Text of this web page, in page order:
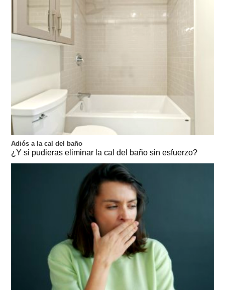
Adiós a la cal del baño
¿Y si pudieras eliminar la cal del baño sin esfuerzo?